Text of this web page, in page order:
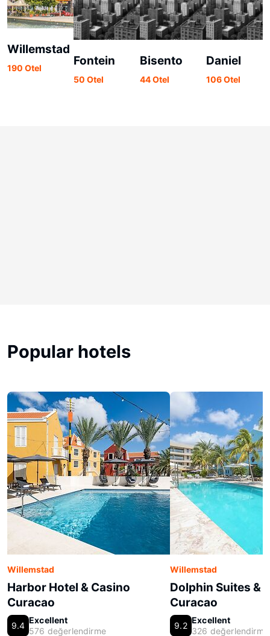
Willemstad
190 Otel
Fontein
50 Otel
Bisento
44 Otel
Daniel
106 Otel
Popular hotels
Willemstad
Harbor Hotel & Casino
Curacao
9.4
Excellent
576 değerlendirme
Willemstad
Dolphin Suites &
Curacao
9.2
Excellent
326 değerlendirme